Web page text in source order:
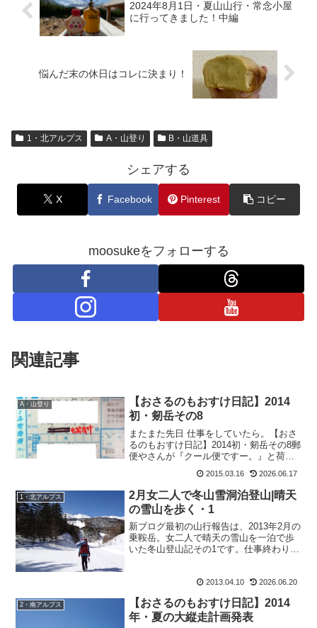
2024年8月1日・夏山山行・常念小屋
に行ってきました！中編
悩んだ末の休日はコレに決まり！
1・北アルプス A・山登り B・山道具
シェアする
X Facebook Pinterest コピー
moosukeをフォローする
関連記事
A・山登り
【おさるのもおすけ日記】2014
初・剱岳その8
またまた先日 仕事をしていたら。【おさ
るのもおすけ日記】2014初・剱岳その8郵
便やさんが『クール便ですー。』と荷物
もおすけと新人うえぴー。だって商品だ
ったら、クール便じゃないもん。それ
は、てんちょ宛のホ...
2015.03.16 2026.06.17
1・北アルプス
2月女二人で冬山雪洞泊登山|晴天
の雪山を歩く・1
新ブログ最初の山行報告は、2013年2月の
乗鞍岳。女二人で晴天の雪山を一泊で歩
いた冬山登山記その1です。仕事終わりに
2013.04.10 2026.06.20
2・南アルプス
【おさるのもおすけ日記】2014
年・夏の大縦走計画発表